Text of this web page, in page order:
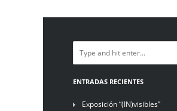
ENTRADAS RECIENTES
Exposición “(IN)visibles”